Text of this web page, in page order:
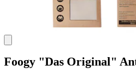
Foogy "Das Original"